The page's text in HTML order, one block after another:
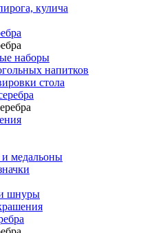
кулича
наборы
напитков
стола
медальоны
шнуры